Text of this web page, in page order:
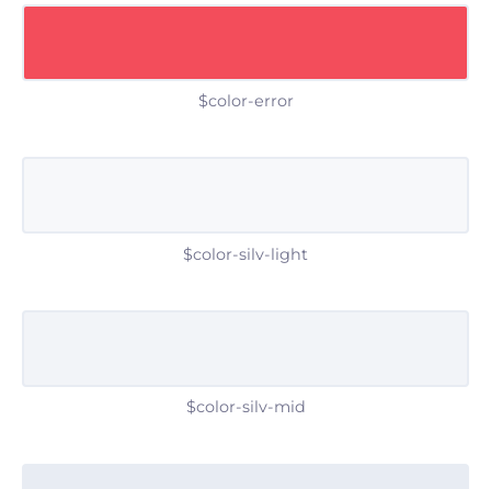
$color-error
$color-silv-light
$color-silv-mid